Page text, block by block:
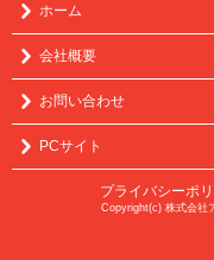
ホーム
会社概要
お問い合わせ
PCサイト
プライバシーポ
Copyright(c) 株式会社